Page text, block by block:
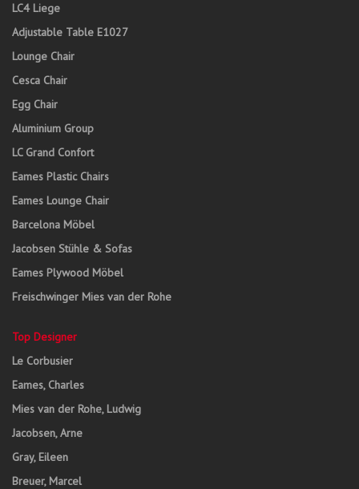
LC4 Liege
Adjustable Table E1027
Lounge Chair
Cesca Chair
Egg Chair
Aluminium Group
LC Grand Confort
Eames Plastic Chairs
Eames Lounge Chair
Barcelona Möbel
Jacobsen Stühle & Sofas
Eames Plywood Möbel
Freischwinger Mies van der Rohe
Top Designer
Le Corbusier
Eames, Charles
Mies van der Rohe, Ludwig
Jacobsen, Arne
Gray, Eileen
Breuer, Marcel